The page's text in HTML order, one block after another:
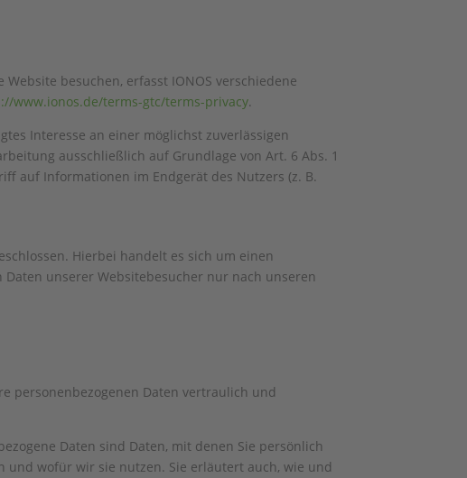
besuchen, erfasst IONOS verschiedene
www.ionos.de/terms-gtc/terms-privacy.
Interesse an einer möglichst zuverlässigen
ausschließlich auf Grundlage von Art. 6 Abs. 1
auf Informationen im Endgerät des Nutzers (z. B.
Hierbei handelt es sich um einen
unserer Websitebesucher nur nach unseren
personenbezogenen Daten vertraulich und
Daten sind Daten, mit denen Sie persönlich
wofür wir sie nutzen. Sie erläutert auch, wie und